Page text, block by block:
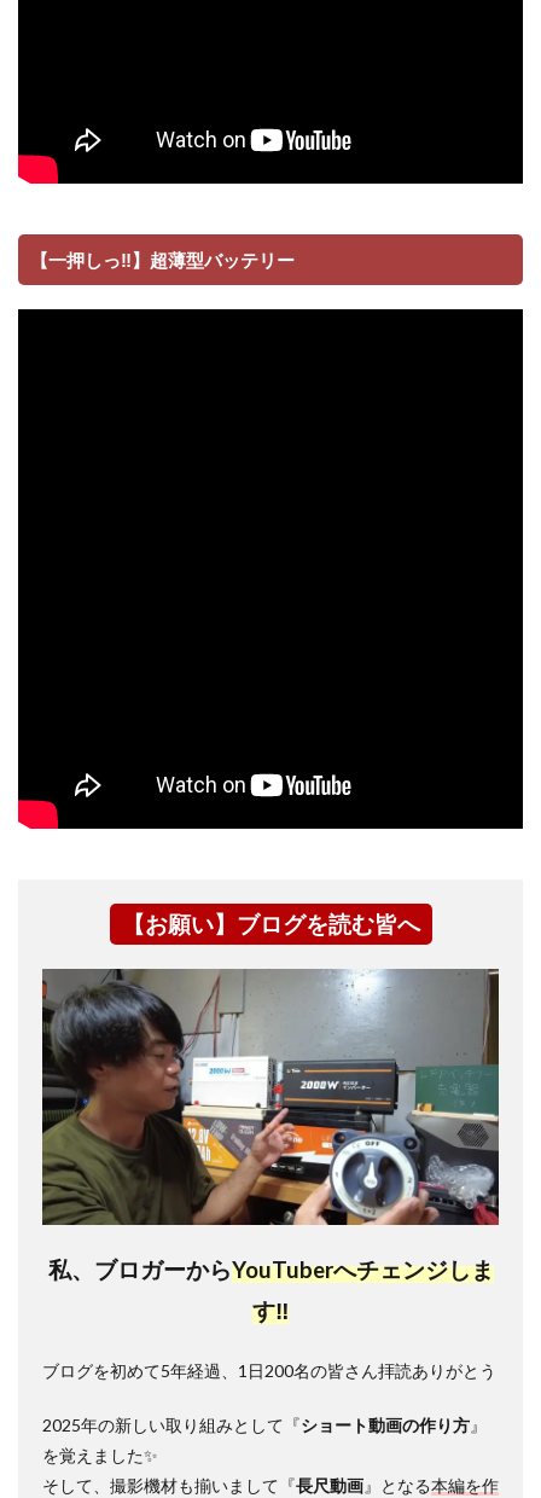
【一押しっ‼】超薄型バッテリー
【お願い】ブログを読む皆へ
私、ブロガーからYouTuberへチェンジしま
す‼
ブログを初めて5年経過、1日200名の皆さん拝読ありがとう
2025年の新しい取り組みとして『ショート動画の作り方』
を覚えました✨
そして、撮影機材も揃いまして『長尺動画』となる本編を作